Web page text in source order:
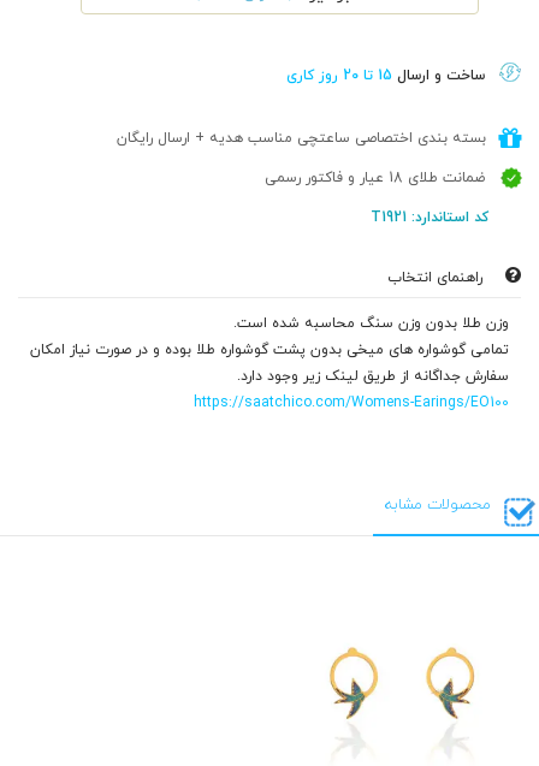
ساخت و ارسال 15 تا 20 روز کاری
بسته بندی اختصاصی ساعتچی مناسب هدیه + ارسال رایگان
ضمانت طلای 18 عیار و فاکتور رسمی
کد استاندارد: T1921
راهنمای انتخاب
وزن طلا بدون وزن سنگ محاسبه شده است.
تمامی گوشواره های میخی بدون پشت گوشواره طلا بوده و در صورت نیاز امکان
سفارش جداگانه از طریق لینک زیر وجود دارد.
https://saatchico.com/Womens-Earings/EO100
محصولات مشابه